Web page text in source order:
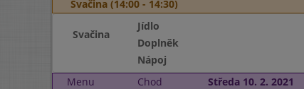
Svačina (14:00 - 14:30)
Svačina
Jídlo
Doplněk
Nápoj
Menu
Chod Středa 10. 2. 2021